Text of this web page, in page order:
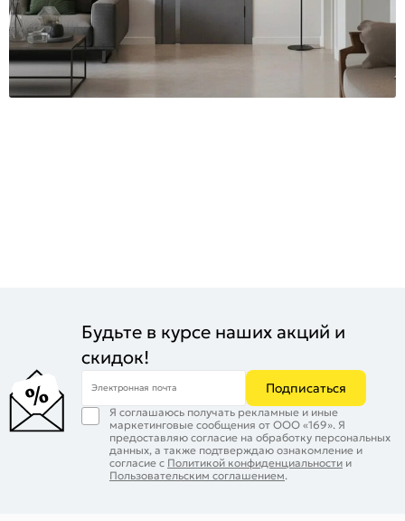
Будьте в курсе наших акций и
скидок!
Электронная почта Подписаться
Я соглашаюсь получать рекламные и иные
маркетинговые сообщения от ООО «169». Я
предоставляю согласие на обработку персональных
данных, а также подтверждаю ознакомление и
согласие с Политикой конфиденциальности и
Пользовательским соглашением.